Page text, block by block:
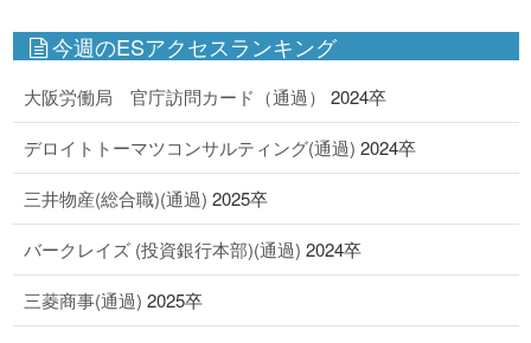
今週のESアクセスランキング
大阪労働局 官庁訪問カード（通過） 2024卒
デロイトトーマツコンサルティング(通過) 2024卒
三井物産(総合職)(通過) 2025卒
バークレイズ (投資銀行本部)(通過) 2024卒
三菱商事(通過) 2025卒